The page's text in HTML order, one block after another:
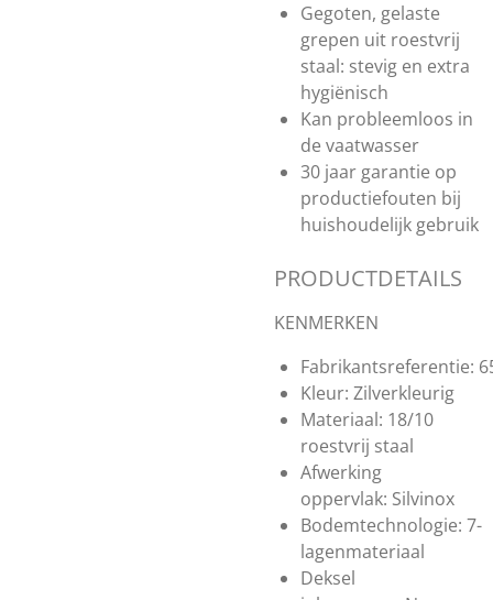
Gegoten, gelaste
grepen uit roestvrij
staal: stevig en extra
hygiënisch
Kan probleemloos in
de vaatwasser
30 jaar garantie op
productiefouten bij
huishoudelijk gebruik
PRODUCTDETAILS
KENMERKEN
Fabrikantsreferentie:
Kleur: Zilverkleurig
Materiaal: 18/10
roestvrij staal
Afwerking
oppervlak: Silvinox
Bodemtechnologie: 7-
lagenmateriaal
Deksel